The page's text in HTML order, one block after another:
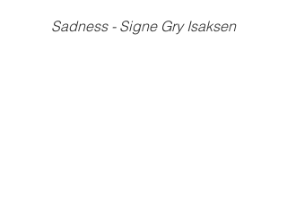
Sadness - Signe Gry Isaksen